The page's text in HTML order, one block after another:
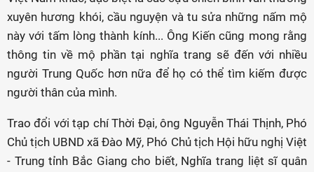
xuyên hương khói, cầu nguyện và tu sửa những nấm mộ
này với tấm lòng thành kính... Ông Kiến cũng mong rằng
thông tin về mộ phần tại nghĩa trang sẽ đến với nhiều
người Trung Quốc hơn nữa để họ có thể tìm kiếm được
người thân của mình.
Trao đổi với tạp chí Thời Đại, ông Nguyễn Thái Thịnh, Phó
Chủ tịch UBND xã Đào Mỹ, Phó Chủ tịch Hội hữu nghị Việt
- Trung tỉnh Bắc Giang cho biết, Nghĩa trang liệt sĩ quân